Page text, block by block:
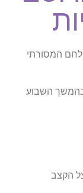
המסורתי
בהמשך השבוע